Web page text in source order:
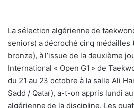
La sélection algérienne de
seniors) a décroché cinq médailles
bronze), à l’issue de la deuxième
International « Open G1 » de
du 21 au 23 octobre à la salle Ali
Sadd / Qatar), a-t-on appris lundi
algérienne de la discipline. Les